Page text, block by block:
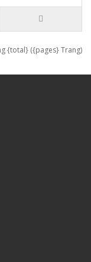
{total} ({pages} Trang)